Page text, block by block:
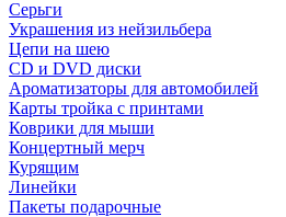
Серьги
Украшения из нейзильбера
Цепи на шею
CD и DVD диски
Ароматизаторы для автомобилей
Карты тройка с принтами
Коврики для мыши
Концертный мерч
Курящим
Линейки
Пакеты подарочные